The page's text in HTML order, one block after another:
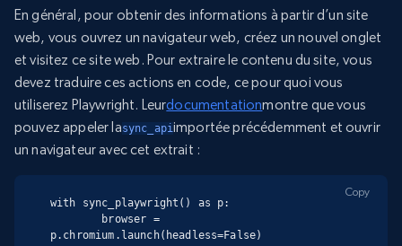
En général, pour obtenir des informations à partir d’un site
web, vous ouvrez un navigateur web, créez un nouvel onglet
et visitez ce site web. Pour extraire le contenu du site, vous
devez traduire ces actions en code, ce pour quoi vous
utiliserez Playwright. Leurdocumentationmontre que vous
pouvez appeler lasync_apiimportée précédemment et ouvrir
un navigateur avec cet extrait :
with sync_playwright() as p:
p.chromium.launch(headless=False)
Copy